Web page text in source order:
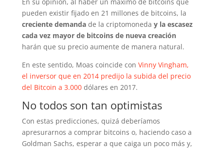
En su opinión, al haber un máximo de bitcoins que
pueden existir fijado en 21 millones de bitcoins, la
creciente demandade la criptomoneda y la escasez
cada vez mayor de bitcoins de nueva creación
harán que su precio aumente de manera natural.
En este sentido, Moas coincide con Vinny Vingham,
el inversor que en 2014 predijo la subida del precio
del Bitcoin a 3.000dólares en 2017.
No todos son tan optimistas
Con estas predicciones, quizá deberíamos
apresurarnos a comprar bitcoins o, haciendo caso a
Goldman Sachs, esperar a que caiga un poco más y,